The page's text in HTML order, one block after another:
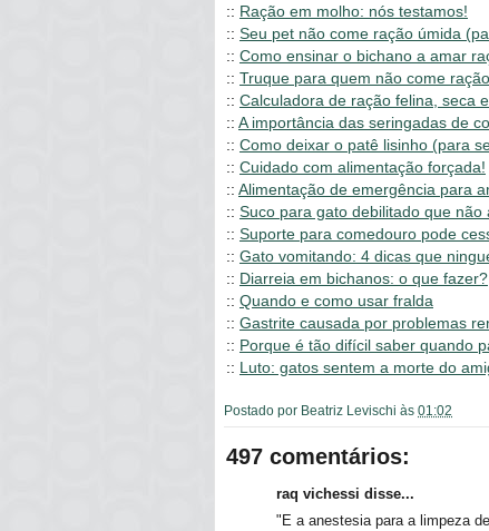
:: Ração em molho: nós testamos!
:: Seu pet não come ração úmida
:: Como ensinar o bichano a amar
:: Truque para quem não come
:: Calculadora de ração felina, seca
:: A importância das seringadas de
:: Como deixar o patê lisinho (para
:: Cuidado com alimentação forçada!
:: Alimentação de emergência para
:: Suco para gato debilitado que não
:: Suporte para comedouro pode
:: Gato vomitando: 4 dicas que
:: Diarreia em bichanos: o que fazer?
:: Quando e como usar fralda
:: Gastrite causada por problemas
:: Porque é tão difícil saber quando
:: Luto: gatos sentem a morte do
Postado por Beatriz Levischi às 01:02
497 comentários:
raq vichessi disse...
"E a anestesia para a limpeza